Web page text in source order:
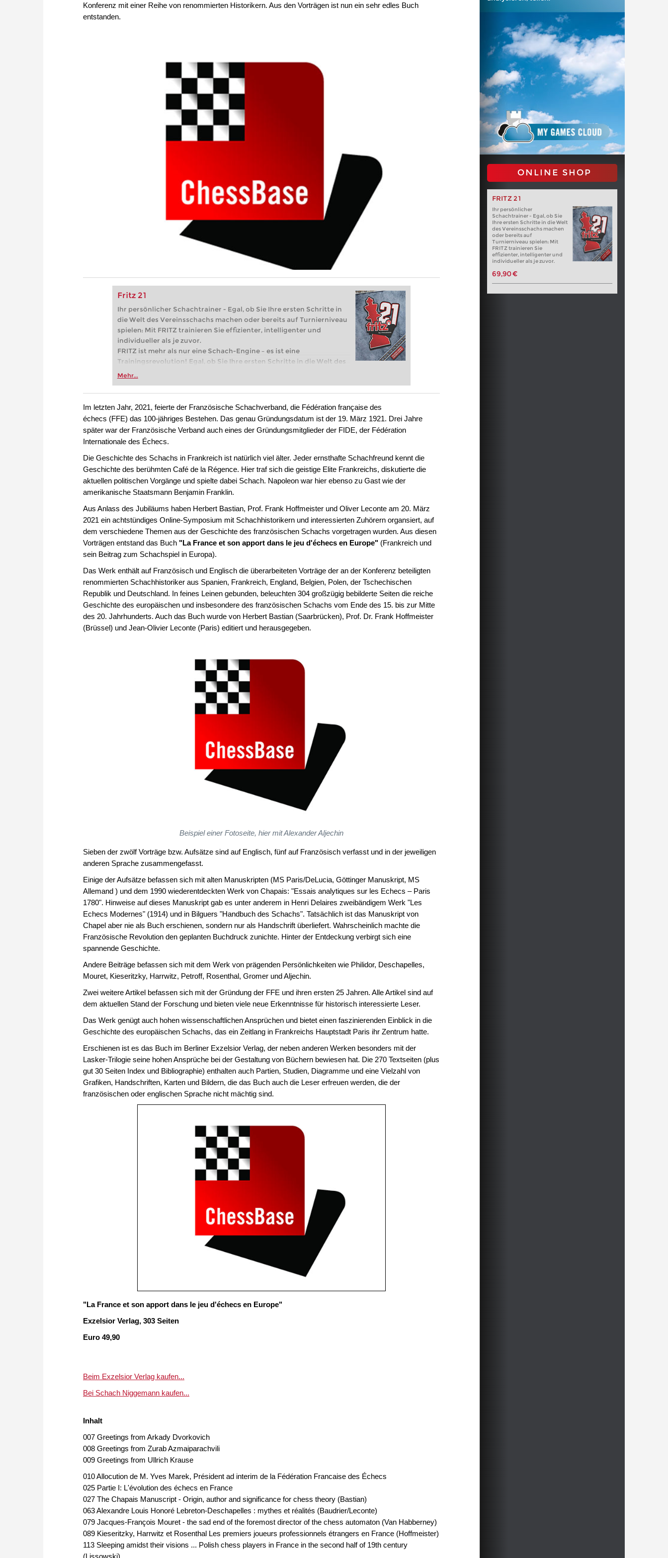
Konferenz mit einer Reihe von renommierten Historikern. Aus den Vorträgen ist nun ein sehr edles Buch
entstanden.
Fritz 21
Ihr persönlicher Schachtrainer - Egal, ob Sie Ihre ersten Schritte in
die Welt des Vereinsschachs machen oder bereits auf Turnierniveau
spielen: Mit FRITZ trainieren Sie effizienter, intelligenter und
individueller als je zuvor.
FRITZ ist mehr als nur eine Schach-Engine – es ist eine
Trainingsrevolution! Egal, ob Sie Ihre ersten Schritte in die Welt des
Vereinsschachs machen oder bereits auf Turnierniveau spielen: Mit
zuvor.
Mehr...
ONLINE SHOP
FRITZ 21
Ihr persönlicher
Schachtrainer - Egal, ob Sie
Ihre ersten Schritte in die Welt
des Vereinsschachs machen
oder bereits auf
Turnierniveau spielen: Mit
FRITZ trainieren Sie
effizienter, intelligenter und
individueller als je zuvor.
69,90 €
Im letzten Jahr, 2021, feierte der Französische Schachverband, die Fédération française des
échecs (FFE) das 100-jähriges Bestehen. Das genau Gründungsdatum ist der 19. März 1921. Drei Jahre
später war der Französische Verband auch eines der Gründungsmitglieder der FIDE, der Fédération
Internationale des Échecs.
Die Geschichte des Schachs in Frankreich ist natürlich viel älter. Jeder ernsthafte Schachfreund kennt die
Geschichte des berühmten Café de la Régence. Hier traf sich die geistige Elite Frankreichs, diskutierte die
aktuellen politischen Vorgänge und spielte dabei Schach. Napoleon war hier ebenso zu Gast wie der
amerikanische Staatsmann Benjamin Franklin.
Aus Anlass des Jubiläums haben Herbert Bastian, Prof. Frank Hoffmeister und Oliver Leconte am 20. März
2021 ein achtstündiges Online-Symposium mit Schachhistorikern und interessierten Zuhörern organsiert, auf
dem verschiedene Themen aus der Geschichte des französischen Schachs vorgetragen wurden. Aus diesen
Vorträgen entstand das Buch "La France et son apport dans le jeu d'échecs en Europe" (Frankreich und
sein Beitrag zum Schachspiel in Europa).
Das Werk enthält auf Französisch und Englisch die überarbeiteten Vorträge der an der Konferenz beteiligten
renommierten Schachhistoriker aus Spanien, Frankreich, England, Belgien, Polen, der Tschechischen
Republik und Deutschland. In feines Leinen gebunden, beleuchten 304 großzügig bebilderte Seiten die reiche
Geschichte des europäischen und insbesondere des französischen Schachs vom Ende des 15. bis zur Mitte
des 20. Jahrhunderts. Auch das Buch wurde von Herbert Bastian (Saarbrücken), Prof. Dr. Frank Hoffmeister
(Brüssel) und Jean-Olivier Leconte (Paris) editiert und herausgegeben.
Beispiel einer Fotoseite, hier mit Alexander Aljechin
Sieben der zwölf Vorträge bzw. Aufsätze sind auf Englisch, fünf auf Französisch verfasst und in der jeweiligen
anderen Sprache zusammengefasst.
Einige der Aufsätze befassen sich mit alten Manuskripten (MS Paris/DeLucia, Göttinger Manuskript, MS
Allemand ) und dem 1990 wiederentdeckten Werk von Chapais: "Essais analytiques sur les Echecs – Paris
1780". Hinweise auf dieses Manuskript gab es unter anderem in Henri Delaires zweibändigem Werk "Les
Echecs Modernes" (1914) und in Bilguers "Handbuch des Schachs". Tatsächlich ist das Manuskript von
Chapel aber nie als Buch erschienen, sondern nur als Handschrift überliefert. Wahrscheinlich machte die
Französische Revolution den geplanten Buchdruck zunichte. Hinter der Entdeckung verbirgt sich eine
spannende Geschichte.
Andere Beiträge befassen sich mit dem Werk von prägenden Persönlichkeiten wie Philidor, Deschapelles,
Mouret, Kieseritzky, Harrwitz, Petroff, Rosenthal, Gromer und Aljechin.
Zwei weitere Artikel befassen sich mit der Gründung der FFE und ihren ersten 25 Jahren. Alle Artikel sind auf
dem aktuellen Stand der Forschung und bieten viele neue Erkenntnisse für historisch interessierte Leser.
Das Werk genügt auch hohen wissenschaftlichen Ansprüchen und bietet einen faszinierenden Einblick in die
Geschichte des europäischen Schachs, das ein Zeitlang in Frankreichs Hauptstadt Paris ihr Zentrum hatte.
Erschienen ist es das Buch im Berliner Exzelsior Verlag, der neben anderen Werken besonders mit der
Lasker-Trilogie seine hohen Ansprüche bei der Gestaltung von Büchern bewiesen hat. Die 270 Textseiten (plus
gut 30 Seiten Index und Bibliographie) enthalten auch Partien, Studien, Diagramme und eine Vielzahl von
Grafiken, Handschriften, Karten und Bildern, die das Buch auch die Leser erfreuen werden, die der
französischen oder englischen Sprache nicht mächtig sind.
"La France et son apport dans le jeu d'échecs en Europe"
Exzelsior Verlag, 303 Seiten
Euro 49,90
Beim Exzelsior Verlag kaufen...
Bei Schach Niggemann kaufen...
Inhalt
007 Greetings from Arkady Dvorkovich
008 Greetings from Zurab Azmaiparachvili
009 Greetings from Ullrich Krause
010 Allocution de M. Yves Marek, Président ad interim de la Fédération Francaise des Échecs
025 Partie I: L'évolution des échecs en France
027 The Chapais Manuscript - Origin, author and significance for chess theory (Bastian)
063 Alexandre Louis Honoré Lebreton-Deschapelles : mythes et réalités (Baudrier/Leconte)
079 Jacques-François Mouret - the sad end of the foremost director of the chess automaton (Van Habberney)
089 Kieseritzky, Harrwitz et Rosenthal Les premiers joueurs professionnels étrangers en France (Hoffmeister)
113 Sleeping amidst their visions ... Polish chess players in France in the second half of 19th century
(Lissowski)